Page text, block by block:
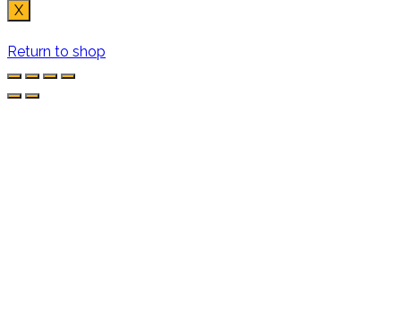
X
Return to shop